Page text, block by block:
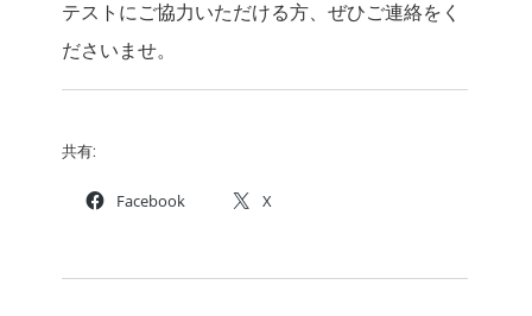
テストにご協力いただける方、ぜひご連絡をく
ださいませ。
共有:
Facebook X